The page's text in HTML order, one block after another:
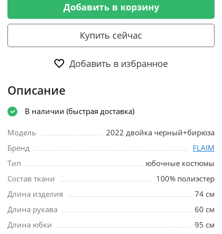
Добавить в корзину
Купить сейчас
Добавить в избранное
Описание
В наличии (быстрая доставка)
Модель
2022 двойка черный+бирюза
Бренд
FLAIM
Тип
юбочные костюмы
Состав ткани
100% полиэстер
Длина изделия
74 см
Длина рукава
60 см
Длина юбки
95 см